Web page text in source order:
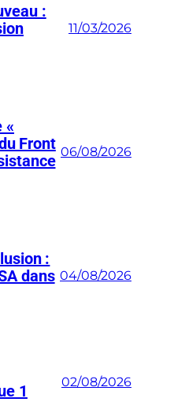
:
11/03/2026
«
Front 06/08/2026
:
dans 04/08/2026
1
02/08/2026